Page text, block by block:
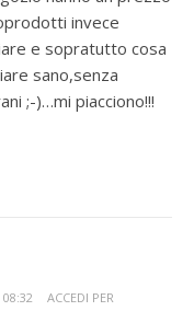
invece
e sopratutto cosa
sano,senza
;-)…mi piacciono!!!
ACCEDI PER